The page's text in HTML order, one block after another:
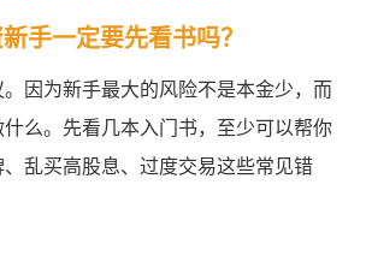
手一定要先看书吗？
因为新手最大的风险不是本金少，而
么。先看几本入门书，至少可以帮你
乱买高股息、过度交易这些常见错